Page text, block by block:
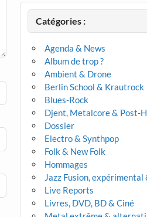
Catégories :
Agenda & News
Album de trop ?
Ambient & Drone
Berlin School & Krautrock
Blues-Rock
Djent, Metalcore & Post-
Dossier
Electro & Synthpop
Folk & New Folk
Hommages
Jazz Fusion, expérimental
Live Reports
Livres, DVD, BD & Ciné